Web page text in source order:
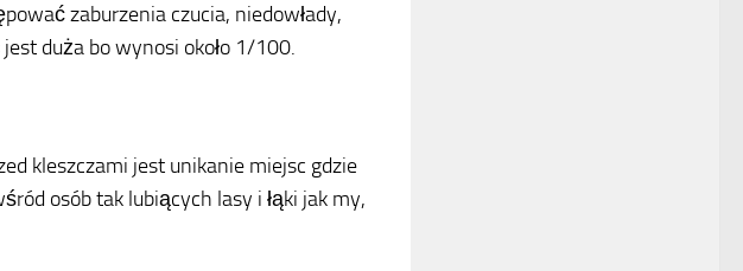
zaburzenia czucia, niedowłady,
duża bo wynosi około 1/100.
kleszczami jest unikanie miejsc gdzie
osób tak lubiących lasy i łąki jak my,